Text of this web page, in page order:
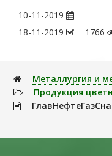
10-11-2019
18-11-2019
1766
Металлуpгия и
Продукция